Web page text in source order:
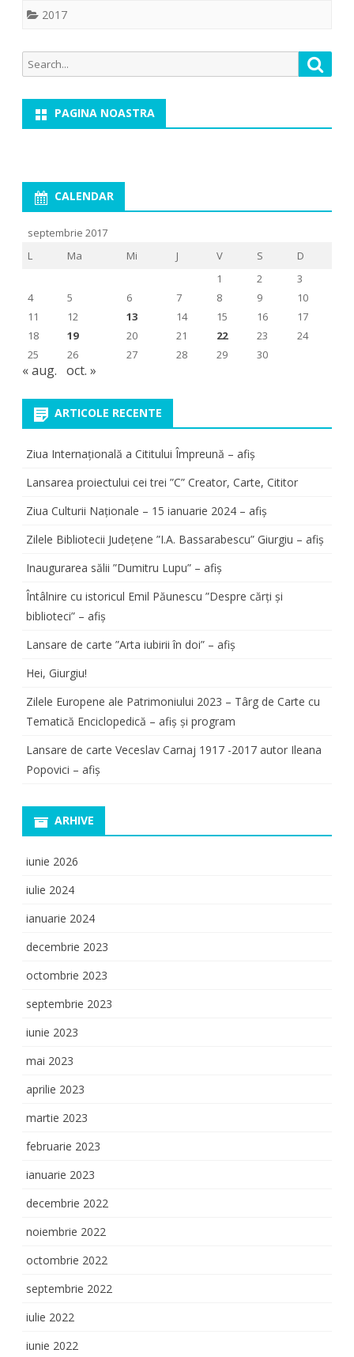
2017
Search
for:
PAGINA NOASTRA
CALENDAR
septembrie 2017
L
Ma Mi J V S
D
1
2
3
4
5 6 7 8 9
10
11
12 13 14 15 16
17
18
19 20 21 22 23
24
25
26 27 28 29 30
« aug. oct. »
ARTICOLE RECENTE
Ziua Internațională a Cititului Împreună – afiș
Lansarea proiectului cei trei ”C” Creator, Carte, Cititor
Ziua Culturii Naționale – 15 ianuarie 2024 – afiș
Zilele Bibliotecii Județene ”I.A. Bassarabescu” Giurgiu – afiș
Inaugurarea sălii ”Dumitru Lupu” – afiș
Întâlnire cu istoricul Emil Păunescu ”Despre cărți și
biblioteci” – afiș
Lansare de carte ”Arta iubirii în doi” – afiș
Hei, Giurgiu!
Zilele Europene ale Patrimoniului 2023 – Târg de Carte cu
Tematică Enciclopedică – afiș și program
Lansare de carte Veceslav Carnaj 1917 -2017 autor Ileana
Popovici – afiș
ARHIVE
iunie 2026
iulie 2024
ianuarie 2024
decembrie 2023
octombrie 2023
septembrie 2023
iunie 2023
mai 2023
aprilie 2023
martie 2023
februarie 2023
ianuarie 2023
decembrie 2022
noiembrie 2022
octombrie 2022
septembrie 2022
iulie 2022
iunie 2022